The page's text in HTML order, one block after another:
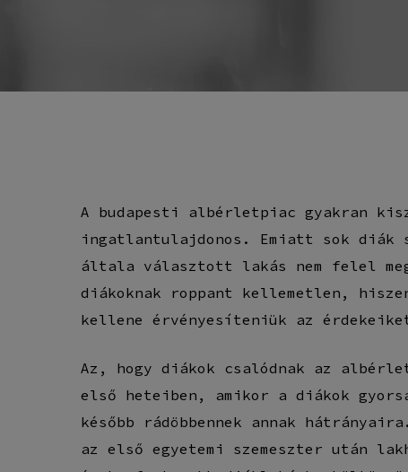
A budapesti albérletpiac gyakran
ingatlantulajdonos. Emiatt sok diák
általa választott lakás nem felel
diákoknak roppant kellemetlen,
kellene érvényesíteniük az
Az, hogy diákok csalódnak az
első heteiben, amikor a diákok
később rádöbbennek annak
az első egyetemi szemeszter után